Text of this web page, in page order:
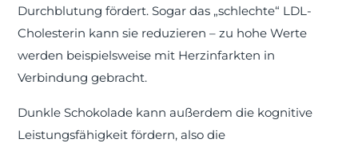
Durchblutung fördert. Sogar das „schlechte“ LDL-
Cholesterin kann sie reduzieren – zu hohe Werte
werden beispielsweise mit Herzinfarkten in
Verbindung gebracht.
Dunkle Schokolade kann außerdem die kognitive
Leistungsfähigkeit fördern, also die